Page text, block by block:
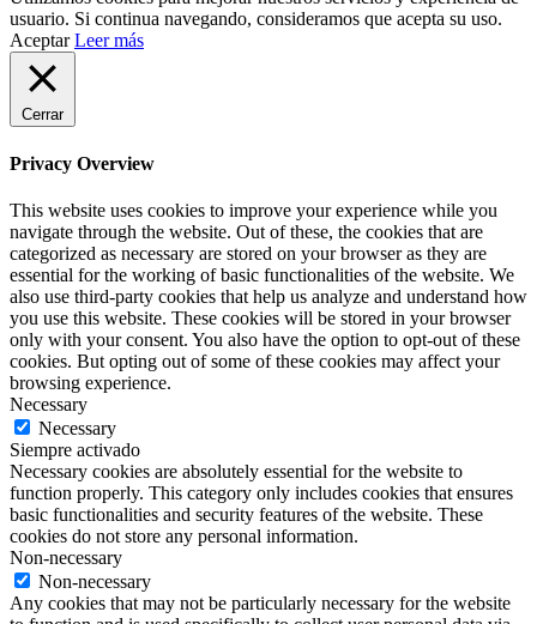
usuario. Si continua navegando, consideramos que acepta su uso.
Aceptar Leer más
Cerrar
Privacy Overview
This website uses cookies to improve your experience while you
navigate through the website. Out of these, the cookies that are
categorized as necessary are stored on your browser as they are
essential for the working of basic functionalities of the website. We
also use third-party cookies that help us analyze and understand how
you use this website. These cookies will be stored in your browser
only with your consent. You also have the option to opt-out of these
cookies. But opting out of some of these cookies may affect your
browsing experience.
Necessary
Necessary
Siempre activado
Necessary cookies are absolutely essential for the website to
function properly. This category only includes cookies that ensures
basic functionalities and security features of the website. These
cookies do not store any personal information.
Non-necessary
Non-necessary
Any cookies that may not be particularly necessary for the website